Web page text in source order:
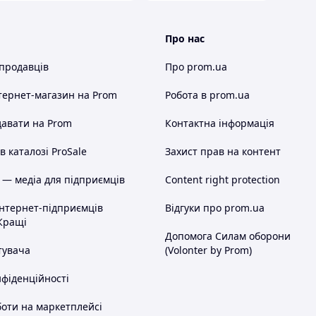
достатньо вставити накопичувач у слот і
SSD, перенесення даних з ноутбука, створення
пристроями, резервного копіювання та
M.2 NVMe на USB
для дому, офісу, сервісного
магазин на Prom
на Prom
каталозі ProSale
медіа для підприємців
підприємців
на маркетплейсі
Про нас
Про prom.ua
Робота в prom.ua
Контактна інформація
Захист прав на контент
Content right protection
Відгуки про prom.ua
Допомога Силам оборони
(Volonter by Prom)